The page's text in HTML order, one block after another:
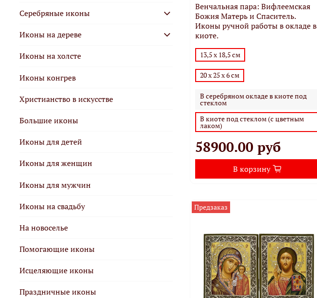
Венчальная пара: Вифлеемская
Божия Матерь и Спаситель.
Иконы ручной работы в окладе в
киоте.
13,5 х 18,5 см
20 х 25 х 6 см
В серебряном окладе в киоте под
стеклом
В киоте под стеклом (с цветным
лаком)
58900.00 руб
В корзину
Предзаказ
Серебряные иконы
Иконы на дереве
Иконы на холсте
Иконы конгрев
Христианство в искусстве
Большие иконы
Иконы для детей
Иконы для женщин
Иконы для мужчин
Иконы на свадьбу
На новоселье
Помогающие иконы
Исцеляющие иконы
Праздничные иконы